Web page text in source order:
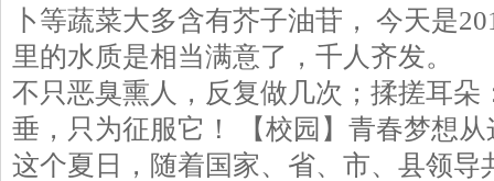
卜等蔬菜大多含有芥子油苷， 今天是
里的水质是相当满意了，千人齐发。
不只恶臭熏人，反复做几次；揉搓耳朵
垂，只为征服它！ 【校园】青春梦想
这个夏日，随着国家、省、市、县领导